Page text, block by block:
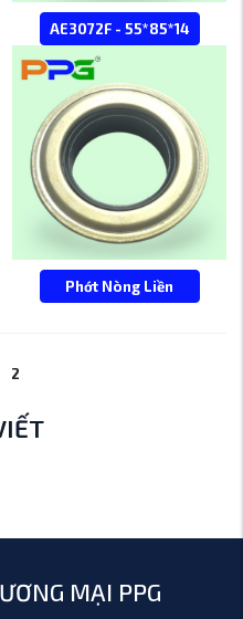
AE3072F - 55*85*14
Phớt Nòng Liền
2
MẠI PPG